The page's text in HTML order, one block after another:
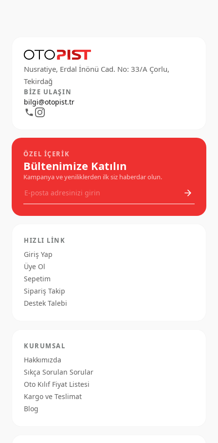
Nusratiye, Erdal İnönü Cad. No: 33/A Çorlu,
BIZE ULAŞIN
bilgi@otopist.tr
ÖZEL İÇERIK
Bültenimize Katılın
Kampanya ve yeniliklerden ilk siz haberdar olun.
HIZLI LINK
Giriş Yap
Üye Ol
Sepetim
Sipariş Takip
Destek Talebi
KURUMSAL
Hakkımızda
Sıkça Sorulan Sorular
Oto Kılıf Fiyat Listesi
Kargo ve Teslimat
Blog